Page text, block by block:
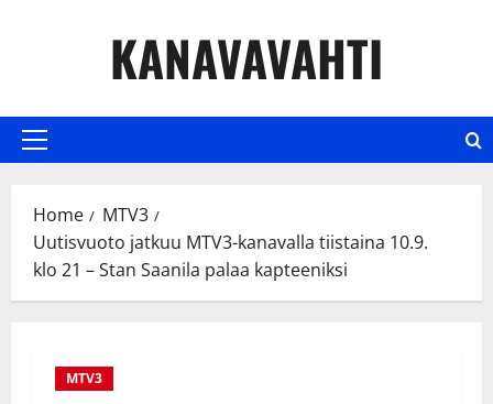
KANAVAVAHTI
Primary
Home
MTV3
Uutisvuoto jatkuu MTV3-kanavalla tiistaina 10.9.
klo 21 – Stan Saanila palaa kapteeniksi
MTV3